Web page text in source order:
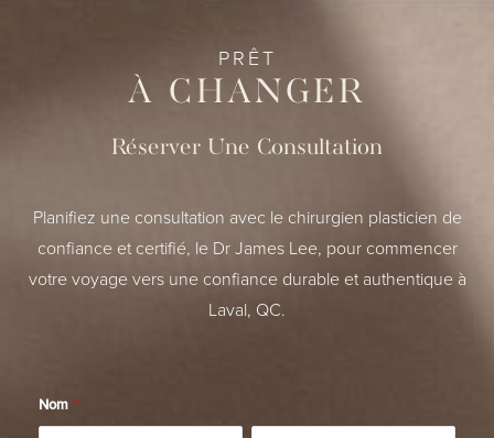
PRÊT
À CHANGER
Réserver Une Consultation
Planifiez une consultation avec le chirurgien plasticien de
confiance et certifié, le Dr James Lee, pour commencer
votre voyage vers une confiance durable et authentique à
Laval, QC.
Nom *